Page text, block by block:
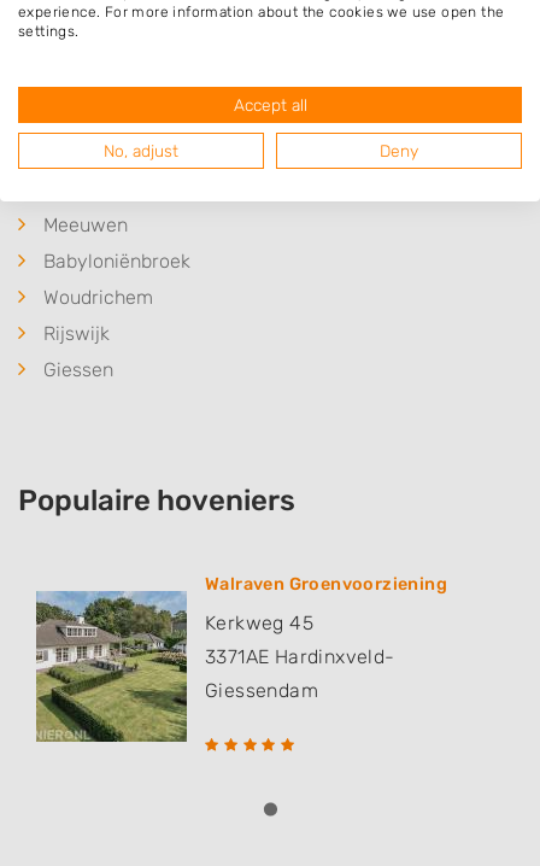
Hank
Werkendam
Waardhuizen
Meeuwen
Babyloniënbroek
Woudrichem
Rijswijk
Giessen
Populaire hoveniers
Walraven Groenvoorziening
Kerkweg 45
3371AE Hardinxveld-
Giessendam
experience. For more information about the cookies we use open the
settings.
Accept all
No, adjust Deny